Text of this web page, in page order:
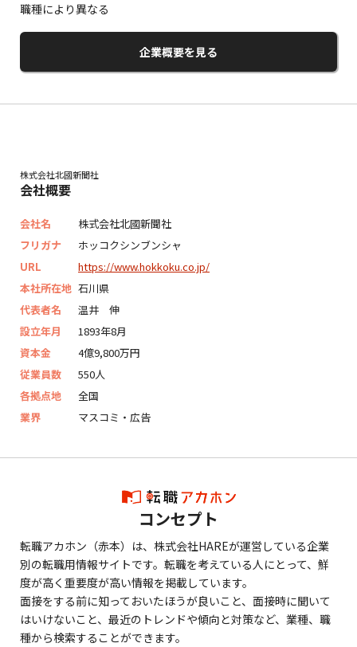
職種により異なる
企業概要を見る
株式会社北國新聞社
会社概要
会社名
株式会社北國新聞社
フリガナ
ホッコクシンブンシャ
URL
https://www.hokkoku.co.jp/
本社所在地 石川県
代表者名
温井 伸
設立年月
1893年8月
資本金
4億9,800万円
従業員数
550人
各拠点地
全国
業界
マスコミ・広告
コンセプト
転職アカホン（赤本）は、株式会社HAREが運営している企業
別の転職用情報サイトです。転職を考えている人にとって、鮮
度が高く重要度が高い情報を掲載しています。
面接をする前に知っておいたほうが良いこと、面接時に聞いて
はいけないこと、最近のトレンドや傾向と対策など、業種、職
種から検索することができます。